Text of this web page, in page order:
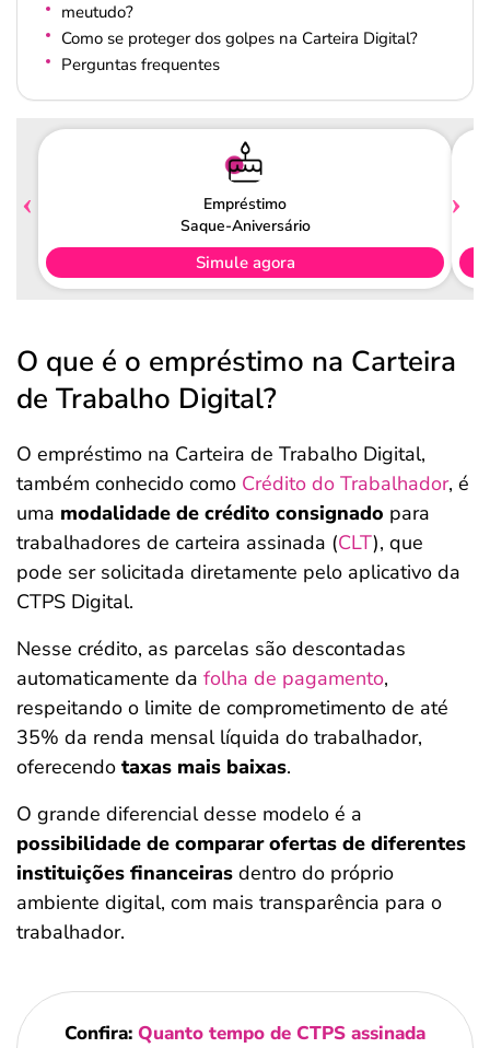
meutudo?
Como se proteger dos golpes na Carteira Digital?
Perguntas frequentes
Empréstimo
Saque-Aniversário
Simule agora
O que é o empréstimo na Carteira
de Trabalho Digital?
O empréstimo na Carteira de Trabalho Digital,
também conhecido como Crédito do Trabalhador, é
uma modalidade de crédito consignado para
trabalhadores de carteira assinada (CLT), que
pode ser solicitada diretamente pelo aplicativo da
CTPS Digital.
Nesse crédito, as parcelas são descontadas
automaticamente da folha de pagamento,
respeitando o limite de comprometimento de até
35% da renda mensal líquida do trabalhador,
oferecendo taxas mais baixas.
O grande diferencial desse modelo é a
possibilidade de comparar ofertas de diferentes
instituições financeiras dentro do próprio
ambiente digital, com mais transparência para o
trabalhador.
Confira: Quanto tempo de CTPS assinada